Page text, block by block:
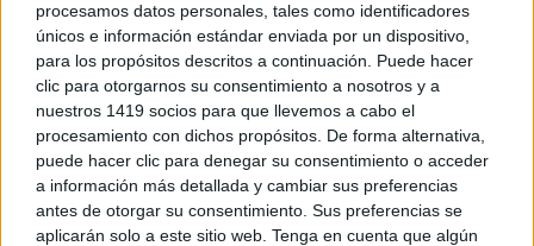
procesamos datos personales, tales como identificadores
únicos e información estándar enviada por un dispositivo,
para los propósitos descritos a continuación. Puede hacer
clic para otorgarnos su consentimiento a nosotros y a
nuestros 1419 socios para que llevemos a cabo el
procesamiento con dichos propósitos. De forma alternativa,
puede hacer clic para denegar su consentimiento o acceder
a información más detallada y cambiar sus preferencias
antes de otorgar su consentimiento. Sus preferencias se
aplicarán solo a este sitio web. Tenga en cuenta que algún